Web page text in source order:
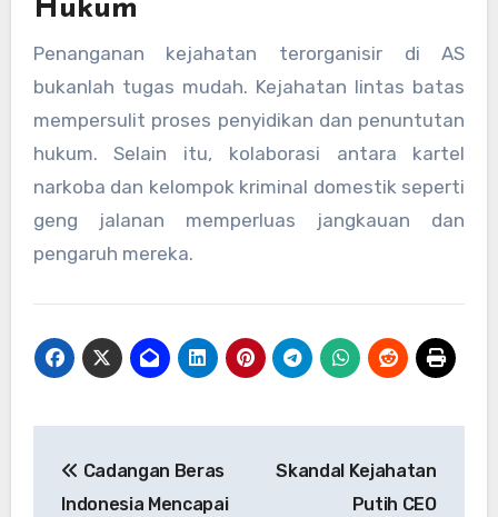
Hukum
Penanganan kejahatan terorganisir di AS
bukanlah tugas mudah. Kejahatan lintas batas
mempersulit proses penyidikan dan penuntutan
hukum. Selain itu, kolaborasi antara kartel
narkoba dan kelompok kriminal domestik seperti
geng jalanan memperluas jangkauan dan
pengaruh mereka.
pos
Cadangan Beras
Indonesia Mencapai
Skandal Kejahatan
Putih CEO